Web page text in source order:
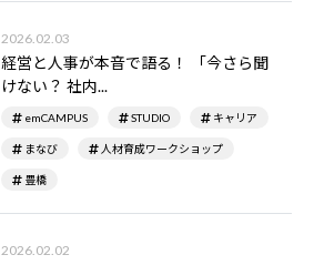
2026.02.03
経営と人事が本音で語る！ 「今さら聞
けない？ 社内...
emCAMPUS STUDIO キャリア
まなび 人材育成ワークショップ
豊橋
2026.02.02